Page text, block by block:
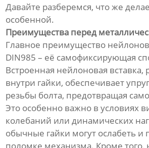
Давайте разберемся, что же
особенной.
Преимущества перед
Главное преимущество
DIN985 – её самофиксирующая
Встроенная нейлоновая вставка,
внутри гайки, обеспечивает
резьбы болта, предотвращая
Это особенно важно в условиях
колебаний или динамических
обычные гайки могут ослабеть и